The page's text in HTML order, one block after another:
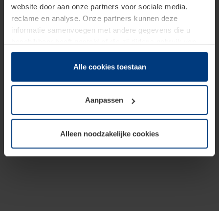
website door aan onze partners voor sociale media,
reclame en analyse. Onze partners kunnen deze
informatie samenvoegen met andere gegevens die u
hun diensten hebben verzameld.
Juridisch hebben wij het recht om cookies op uw
van deze pagina's absoluut vereist is. Voor alle andere
soorten cookies is uw toestemming benodigd. Uw
toestemming kunt u op elk moment bij de uitleg van de
wijzigen of herroepen.
Alle cookies toestaan
Aanpassen
Alleen noodzakelijke cookies